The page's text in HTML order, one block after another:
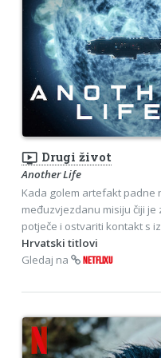
ondemand_video Drugi život
Another Life
Kada golem artefakt padne
međuzvjezdanu misiju čiji
potječe i ostvariti kontakt s
Hrvatski titlovi
Gledaj na
NETFLIXU